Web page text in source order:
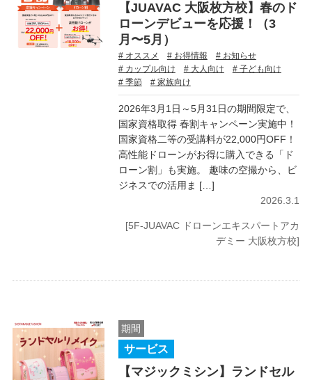
【JUAVAC 大阪枚方校】春のド
ローンデビューを応援！（3
月〜5月）
# オススメ # お得情報
# お知らせ
# カップル向け
# 大人向け
# 子ども向け
# 季節
# 家族向け
2026年3月1日～5月31日の期間限定で、
国家資格取得 春割キャンペーン実施中！
国家資格二等の受講料が22,000円OFF！
高性能ドローンがお得に購入できる「ド
ローン割」も実施。 趣味の空撮から、ビ
ジネスでの活用ま […]
2026.3.1
[5F-JUAVAC ドローンエキスパートアカ
デミー 大阪枚方校]
期間
サービス
【マジックミシン】ランドセル